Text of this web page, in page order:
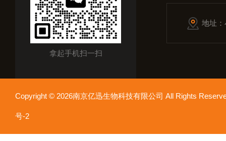
拿起手机扫一扫
地址
Copyright © 2026南京亿迅生物科技有限公司 All Rights
号-2